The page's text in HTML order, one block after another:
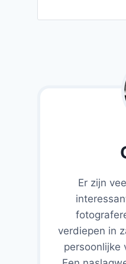
Er zijn
verdiepen in
persoonlijke